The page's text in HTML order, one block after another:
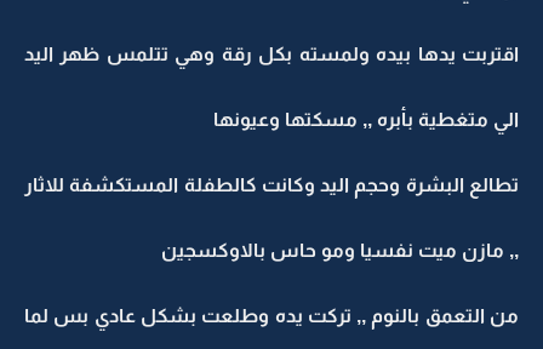
اقتربت يدها بيده ولمسته بكل رقة وهي تتلمس ظهر اليد
الي متغطية بأبره ,, مسكتها وعيونها
تطالع البشرة وحجم اليد وكانت كالطفلة المستكشفة للاثار
,, مازن ميت نفسيا ومو حاس بالاوكسجين
من التعمق بالنوم ,, تركت يده وطلعت بشكل عادي بس لما